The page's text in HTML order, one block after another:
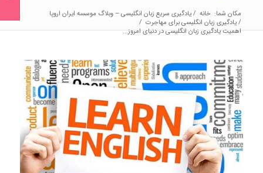
مکان شما: خانه / یادگیری سریع زبان انگلیسی – وبلاگ موسسه ایران اروپا
/ یادگیری زبان انگلیسی برای مهاجرت /
اهمیت یادگیری زبان انگلیسی در دنیای امروز...